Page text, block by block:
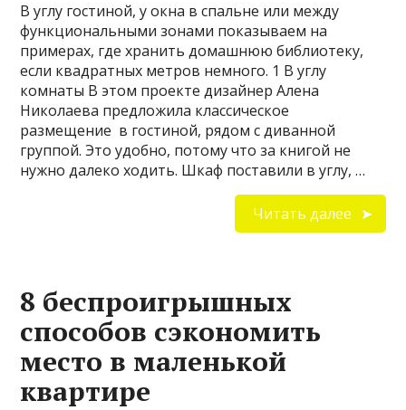
В углу гостиной, у окна в спальне или между
функциональными зонами показываем на
примерах, где хранить домашнюю библиотеку,
если квадратных метров немного. 1 В углу
комнаты В этом проекте дизайнер Алена
Николаева предложила классическое
размещение в гостиной, рядом с диванной
группой. Это удобно, потому что за книгой не
нужно далеко ходить. Шкаф поставили в углу, …
Читать далее
8 беспроигрышных
способов сэкономить
место в маленькой
квартире